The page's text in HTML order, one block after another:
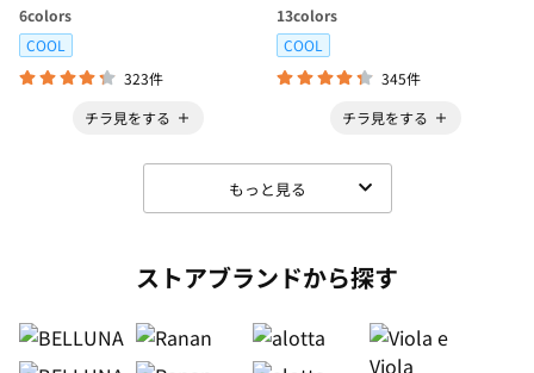
6colors
COOL
323件
チラ見をする
13colors
COOL
345件
チラ見をする
もっと見る
ストアブランドから探す